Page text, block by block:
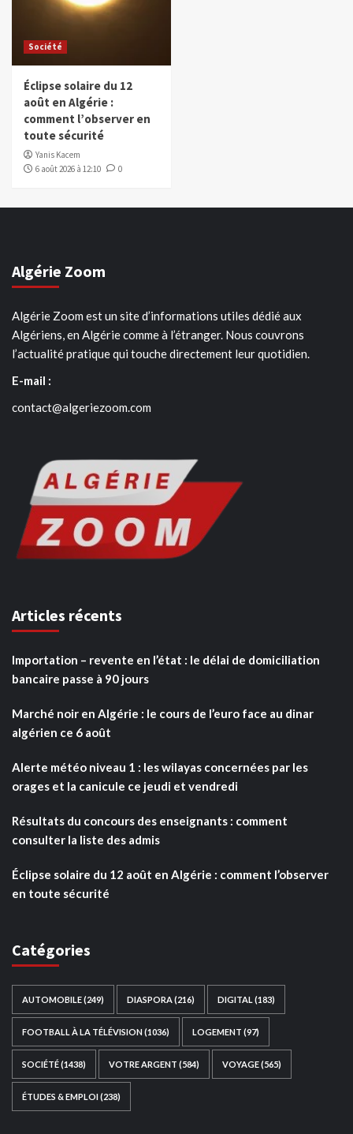
Société
Éclipse solaire du 12
août en Algérie :
comment l’observer en
toute sécurité
Yanis Kacem
6 août 2026 à 12:10
0
Algérie Zoom
Algérie Zoom est un site d’informations utiles dédié aux
Algériens, en Algérie comme à l’étranger. Nous couvrons
l’actualité pratique qui touche directement leur quotidien.
E-mail :
contact@algeriezoom.com
Articles récents
Importation – revente en l’état : le délai de domiciliation
bancaire passe à 90 jours
Marché noir en Algérie : le cours de l’euro face au dinar
algérien ce 6 août
Alerte météo niveau 1 : les wilayas concernées par les
orages et la canicule ce jeudi et vendredi
Résultats du concours des enseignants : comment
consulter la liste des admis
Éclipse solaire du 12 août en Algérie : comment l’observer
en toute sécurité
Catégories
AUTOMOBILE(249) DIASPORA (216) DIGITAL (183)
FOOTBALL À LA TÉLÉVISION(1036) LOGEMENT (97)
SOCIÉTÉ(1438) VOTRE ARGENT (584) VOYAGE(565)
ÉTUDES & EMPLOI(238)